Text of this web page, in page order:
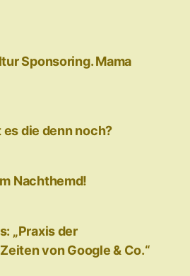
Sponsoring. Mama
die denn noch?
Nachthemd!
„Praxis der
von Google & Co.“